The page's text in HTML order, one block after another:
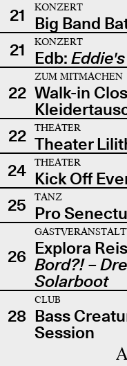
21
KONZERT
Big Band
21
KONZERT
Edb:
22
ZUM MITMACHEN
Walk-in
22
THEATER
Theater
24
THEATER
Kick Off
25
TANZ
Pro
26 Explora
Bord?! –
Solarboot
28
CLUB
Bass
Session